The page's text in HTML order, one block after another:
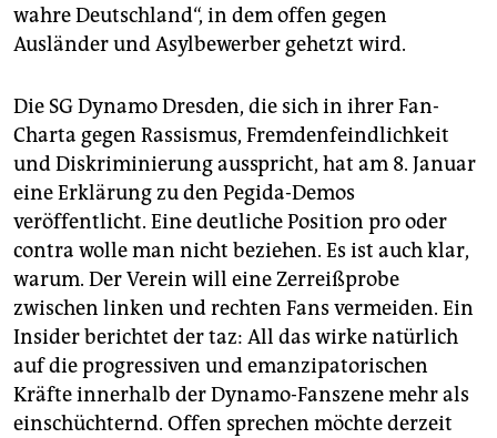
wahre Deutschland“, in dem offen gegen
Ausländer und Asylbewerber gehetzt wird.
Die SG Dynamo Dresden, die sich in ihrer Fan-
Charta gegen Rassismus, Fremdenfeindlichkeit
und Diskriminierung ausspricht, hat am 8. Januar
eine Erklärung zu den Pegida-Demos
veröffentlicht. Eine deutliche Position pro oder
contra wolle man nicht beziehen. Es ist auch klar,
warum. Der Verein will eine Zerreißprobe
zwischen linken und rechten Fans vermeiden. Ein
Insider berichtet der taz: All das wirke natürlich
auf die progressiven und emanzipatorischen
Kräfte innerhalb der Dynamo-Fanszene mehr als
einschüchternd. Offen sprechen möchte derzeit